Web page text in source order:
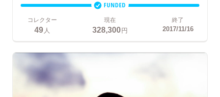
FUNDED
コレクター
49 人
現在
328,300円
終了
2017/11/16